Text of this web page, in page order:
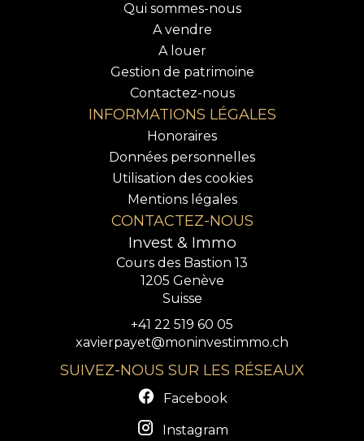
Qui sommes-nous
A vendre
A louer
Gestion de patrimoine
Contactez-nous
INFORMATIONS LÉGALES
Honoraires
Données personnelles
Utilisation des cookies
Mentions légales
CONTACTEZ-NOUS
Invest & Immo
Cours des Bastion 13
1205 Genève
Suisse
+41 22 519 60 05
xavierpayet@moninvestimmo.ch
SUIVEZ-NOUS SUR LES RÉSEAUX
Facebook
Instagram